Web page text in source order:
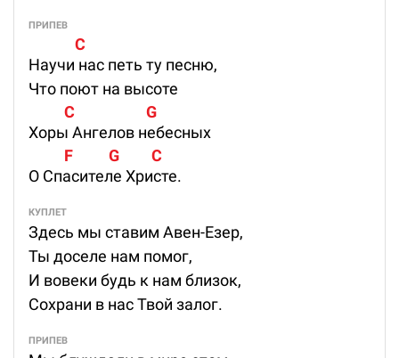
ПРИПЕВ
             C
Научи нас петь ту песню,
Что поют на высоте
          C                    G
Хоры Ангелов небесных
          F          G         C
О Спасителе Христе.
КУПЛЕТ
Здесь мы ставим Авен-Езер,
Ты доселе нам помог,
И вовеки будь к нам близок,
Сохрани в нас Твой залог.
ПРИПЕВ